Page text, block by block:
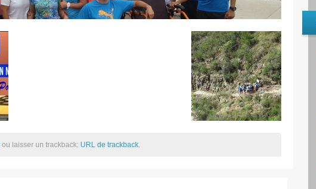
ou laisser un trackback: URL de trackback.